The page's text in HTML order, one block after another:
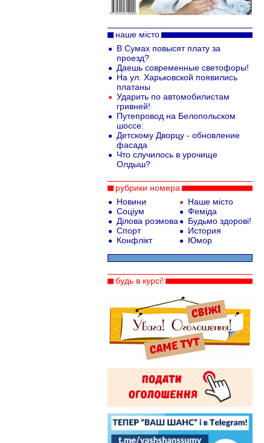
наше місто
В Сумах повысят плату за
проезд?
Даешь современные светофоры!
На ул. Харьковской появились
платаны
Ударить по автомобилистам
гривней!
Путепровод на Белопольском
шоссе:
Детскому Дворцу - обновление
фасада
Что случилось в урочище
Олдыш?
рубрики номера
Новини
Соціум
Ділова розмова
Спорт
Конфлікт
Наше місто
Феміда
Будьмо здорові!
История
Юмор
будь в курсі!